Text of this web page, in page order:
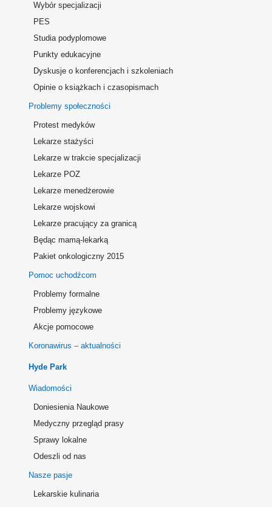
Wybór specjalizacji
PES
Studia podyplomowe
Punkty edukacyjne
Dyskusje o konferencjach i szkoleniach
Opinie o książkach i czasopismach
Problemy społeczności
Protest medyków
Lekarze stażyści
Lekarze w trakcie specjalizacji
Lekarze POZ
Lekarze menedżerowie
Lekarze wojskowi
Lekarze pracujący za granicą
Będąc mamą-lekarką
Pakiet onkologiczny 2015
Pomoc uchodźcom
Problemy formalne
Problemy językowe
Akcje pomocowe
Koronawirus – aktualności
Hyde Park
Wiadomości
Doniesienia Naukowe
Medyczny przegląd prasy
Sprawy lokalne
Odeszli od nas
Nasze pasje
Lekarskie kulinaria